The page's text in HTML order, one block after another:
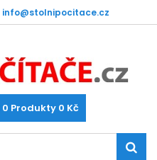
info@stolnipocitace.cz
0 Produkty 0 Kč